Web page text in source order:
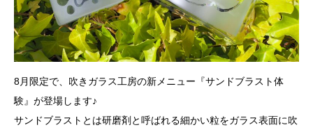
8月限定で、吹きガラス工房の新メニュー『サンドブラスト体
験』が登場します♪
サンドブラストとは研磨剤と呼ばれる細かい粒をガラス表面に吹